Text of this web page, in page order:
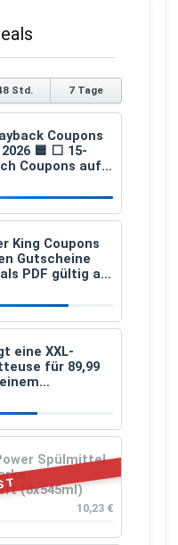
Std. 7 Tage
Coupons
🟦 ⬜ 15-
Coupons auf
Einkauf ab 2
King Coupons
Gutscheine
PDF gültig ab
04.09.2026
eine XXL-
für 89,99
Vorteil
Spülmittel
(8x545ml)
10,23 €